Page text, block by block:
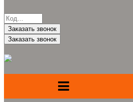
Заказать звонок